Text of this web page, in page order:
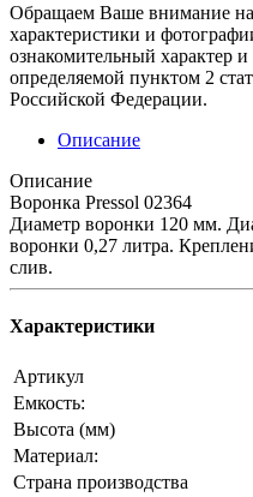
Обращаем Ваше внимание
характеристики и
ознакомительный характер
определяемой пунктом 2
Российской Федерации.
Описание
Описание
Воронка Pressol 02364
Диаметр воронки 120 мм.
воронки 0,27 литра.
слив.
Характеристики
Артикул
Емкость:
Высота (мм)
Материал:
Страна производства